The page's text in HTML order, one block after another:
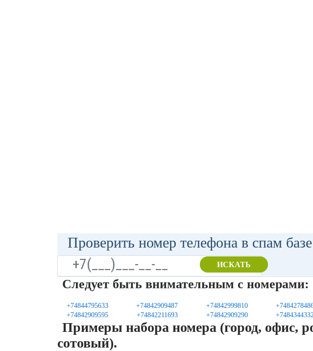
Проверить номер телефона в спам
ИСКАТЬ
Следует быть внимательным с номерами:
+74844795633 +74842909487 +74842999810
+74842909595
+74842211693 +74842909290
Примеры набора номера (город, офис,
сотовый).